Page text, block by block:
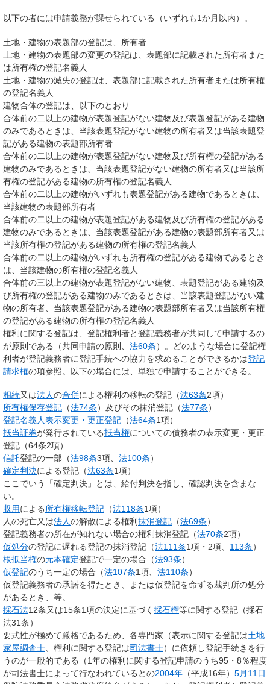
以下の者には申請義務が課せられている（いずれも1か月以内）。
土地・建物の表題部の登記は、所有者
土地・建物の表題部の変更の登記は、表題部に記載された所有者また
は所有権の登記名義人
土地・建物の滅失の登記は、表題部に記載された所有者または所有権
の登記名義人
建物合体の登記は、以下のとおり
合体前の二以上の建物が表題登記がない建物及び表題登記がある建物
のみであるときは、当該表題登記がない建物の所有者又は当該表題登
記がある建物の表題部所有者
合体前の二以上の建物が表題登記がない建物及び所有権の登記がある
建物のみであるときは、当該表題登記がない建物の所有者又は当該所
有権の登記がある建物の所有権の登記名義人
合体前の二以上の建物がいずれも表題登記がある建物であるときは、
当該建物の表題部所有者
合体前の二以上の建物が表題登記がある建物及び所有権の登記がある
建物のみであるときは、当該表題登記がある建物の表題部所有者又は
当該所有権の登記がある建物の所有権の登記名義人
合体前の二以上の建物がいずれも所有権の登記がある建物であるとき
は、当該建物の所有権の登記名義人
合体前の三以上の建物が表題登記がない建物、表題登記がある建物及
び所有権の登記がある建物のみであるときは、当該表題登記がない建
物の所有者、当該表題登記がある建物の表題部所有者又は当該所有権
の登記がある建物の所有権の登記名義人
権利に関する登記は、 登記権利者と登記義務者が共同して申請するの
が原則である（共同申請の原則、 法60条）。どのような場合に登記権
利者が登記義務者に登記手続への協力を求めることができるかは登記
請求権の項参照。以下の場合には、単独で申請することができる。
相続又は法人の合併による権利の移転の登記（法63条2項）
所有権保存登記 （法74条）及びその抹消登記（法77条）
登記名義人表示変更・更正登記 （法64条1項）
抵当証券が発行されている抵当権についての債務者の表示変更・更正
登記（64条2項）
信託登記の一部（法98条3項、 法100条）
確定判決による登記（法63条1項）
ここでいう「確定判決」とは、給付判決を指し、確認判決を含まな
い。
収用による所有権移転登記 （法118条1項）
人の死亡又は法人の解散による権利 抹消登記 （法69条）
登記義務者の所在が知れない場合の権利抹消登記（法70条2項）
仮処分の登記に遅れる登記の抹消登記（法111条1項・2項、 113条）
根抵当権の元本確定登記で一定の場合（法93条）
仮登記のうち一定の場合（法107条1項、 法110条）
仮登記義務者の承諾を得たとき、または仮登記を命ずる裁判所の処分
があるとき、等。
採石法12条又は15条1項の決定に基づく 採石権等に関する登記（採石
法31条）
要式性が極めて厳格であるため、各専門家（表示に関する登記は土地
家屋調査士、権利に関する登記は司法書士）に依頼し登記手続きを行
うのが一般的である（1年の権利に関する登記申請のうち95・8％程度
が司法書士によって行なわれているとの2004年 （平成16年） 5月11日